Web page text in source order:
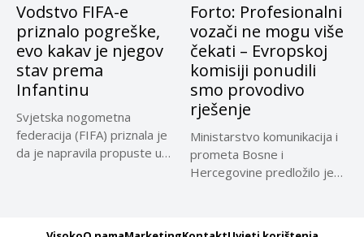
Vodstvo FIFA-e
priznalo pogreške,
evo kakav je njegov
stav prema
Infantinu
Svjetska nogometna
federacija (FIFA) priznala je
da je napravila propuste u
Forto: Profesionalni
vozači ne mogu više
čekati – Evropskoj
komisiji ponudili
smo provodivo
rješenje
Ministarstvo komunikacija i
prometa Bosne i
Hercegovine predložilo je